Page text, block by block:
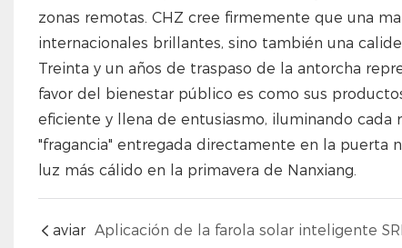
zonas remotas. CHZ cree firmemente que una
internacionales brillantes, sino también una
Treinta y un años de traspaso de la antorcha
favor del bienestar público es como sus
eficiente y llena de entusiasmo, iluminando
"fragancia" entregada directamente en la puerta
luz más cálido en la primavera de Nanxiang.
aviar